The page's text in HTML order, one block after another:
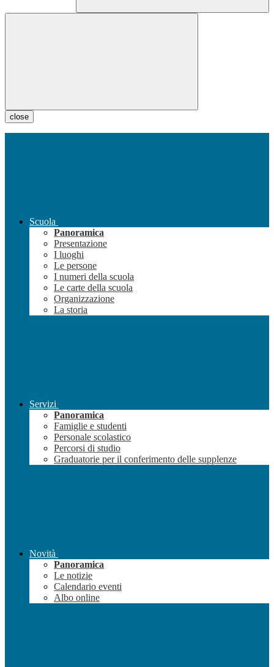
close
Scuola
Panoramica
Presentazione
I luoghi
Le persone
I numeri della scuola
Le carte della scuola
Organizzazione
La storia
Servizi
Panoramica
Famiglie e studenti
Personale scolastico
Percorsi di studio
Graduatorie per il conferimento delle supplenze
Novità
Panoramica
Le notizie
Calendario eventi
Albo online